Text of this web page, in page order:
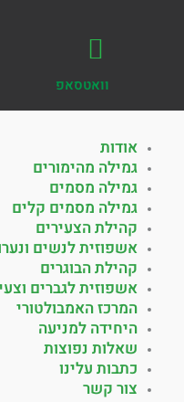
וואטסאפ
אודות
גמילה מהימורים
גמילה מסמים
גמילה מסמים קלים
קהילת הצעירים
אשפוזית לנשים ונערות
קהילת הבוגרים
אשפוזית לגברים וצעירים
המרכז האמבולטורי
היחידה למניעה
שאלות נפוצות
כתבות עלינו
צור קשר